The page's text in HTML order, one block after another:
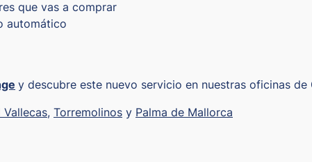
que vas a comprar
automático
y descubre este nuevo servicio en nuestras oficinas
Vallecas, Torremolinos y Palma de Mallorca